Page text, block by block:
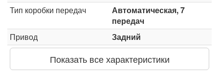
Тип коробки передач
Автоматическая, 7
передач
Привод
Задний
Показать все характеристики